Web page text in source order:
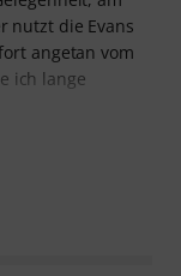
nutzt die Evans
angetan vom
ich lange